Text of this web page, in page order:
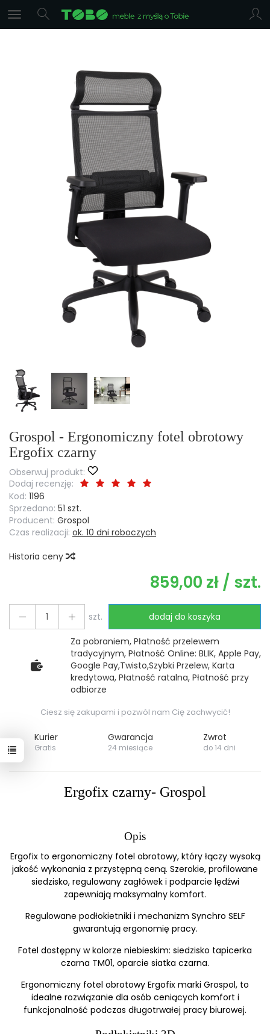
Grospol - Ergonomiczny fotel obrotowy
Ergofix czarny
Obserwuj produkt:
Dodaj recenzję:
Kod: 1196
Sprzedano: 51 szt.
Producent: Grospol
Czas realizacji: ok. 10 dni roboczych
Historia ceny
859,00 zł / szt.
szt. dodaj do koszyka
Za pobraniem, Płatność przelewem
tradycyjnym, Płatność Online: BLIK, Apple Pay,
Google Pay,Twisto,Szybki Przelew, Karta
kredytowa, Płatność ratalna, Płatność przy
odbiorze
Ciesz się zakupami i pozwól nam Cię zachwycić!
Kurier
Gratis
Gwarancja
24 miesiące
Zwrot
do 14 dni
Ergofix czarny- Grospol
Opis
Ergofix to ergonomiczny fotel obrotowy, który łączy wysoką
jakość wykonania z przystępną ceną. Szerokie, profilowane
siedzisko, regulowany zagłówek i podparcie lędźwi
zapewniają maksymalny komfort.
Regulowane podłokietniki i mechanizm Synchro SELF
gwarantują ergonomię pracy.
Fotel dostępny w kolorze niebieskim: siedzisko tapicerka
czarna TM01, oparcie siatka czarna.
Ergonomiczny fotel obrotowy Ergofix marki Grospol, to
idealne rozwiązanie dla osób ceniących komfort i
funkcjonalność podczas długotrwałej pracy biurowej.